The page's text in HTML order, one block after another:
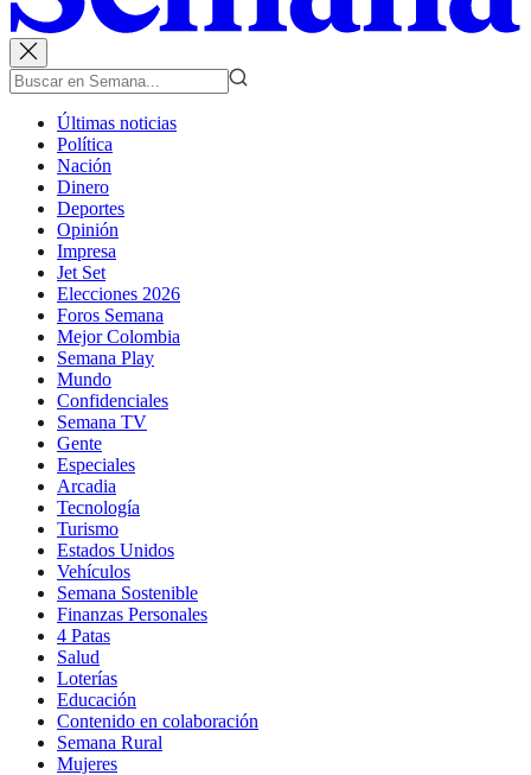
Últimas noticias
Política
Nación
Dinero
Deportes
Opinión
Impresa
Jet Set
Elecciones 2026
Foros Semana
Mejor Colombia
Semana Play
Mundo
Confidenciales
Semana TV
Gente
Especiales
Arcadia
Tecnología
Turismo
Estados Unidos
Vehículos
Semana Sostenible
Finanzas Personales
4 Patas
Salud
Loterías
Educación
Contenido en colaboración
Semana Rural
Mujeres